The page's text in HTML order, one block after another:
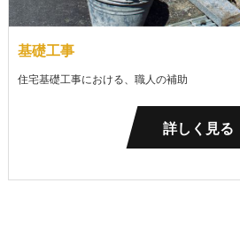
基礎工事
住宅基礎工事における、職人の補助
詳しく見る